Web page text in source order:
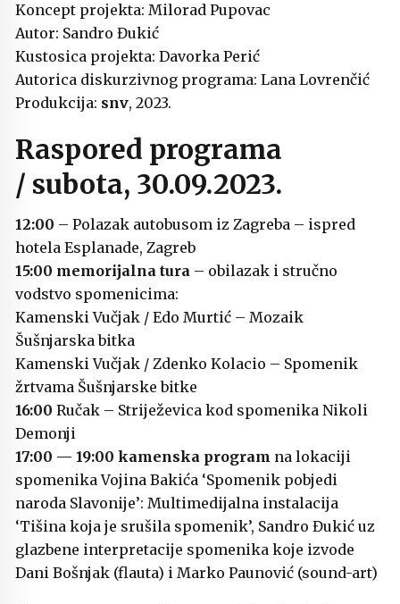
Koncept projekta: Milorad Pupovac
Autor: Sandro Đukić
Kustosica projekta: Davorka Perić
Autorica diskurzivnog programa: Lana Lovrenčić
Produkcija: snv, 2023.
Raspored programa
/ subota, 30.09.2023.
12:00 – Polazak autobusom iz Zagreba – ispred
hotela Esplanade, Zagreb
15:00 memorijalna tura – obilazak i stručno
vodstvo spomenicima:
Kamenski Vučjak / Edo Murtić – Mozaik
Šušnjarska bitka
Kamenski Vučjak / Zdenko Kolacio – Spomenik
žrtvama Šušnjarske bitke
16:00 Ručak – Striježevica kod spomenika Nikoli
Demonji
17:00 — 19:00 kamenska program na lokaciji
spomenika Vojina Bakića ‘Spomenik pobjedi
naroda Slavonije’: Multimedijalna instalacija
‘Tišina koja je srušila spomenik’, Sandro Đukić uz
glazbene interpretacije spomenika koje izvode
Dani Bošnjak (flauta) i Marko Paunović (sound-art)